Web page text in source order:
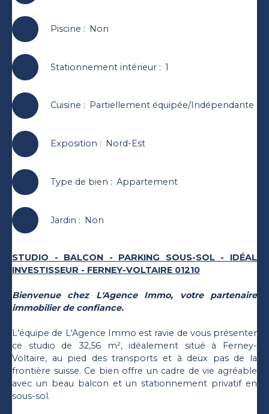
Piscine : Non
Stationnement intérieur: 1
Cuisine : Partiellement équipée/Indépendante
Exposition : Nord-Est
Type de bien : Appartement
Jardin : Non
STUDIO - BALCON - PARKING SOUS-SOL - IDÉAL
INVESTISSEUR - FERNEY-VOLTAIRE 01210
Bienvenue chez L'Agence Immo, votre partenaire
immobilier de confiance.
L'équipe de L'Agence Immo est ravie de vous présenter
ce studio de 32,56 m², idéalement situé à Ferney-
Voltaire, au pied des transports et à deux pas de la
frontière suisse. Ce bien offre un cadre de vie agréable
avec un beau balcon et un stationnement privatif en
sous-sol.